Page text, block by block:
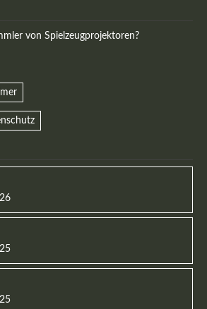
von Spielzeugprojektoren?
toys.com